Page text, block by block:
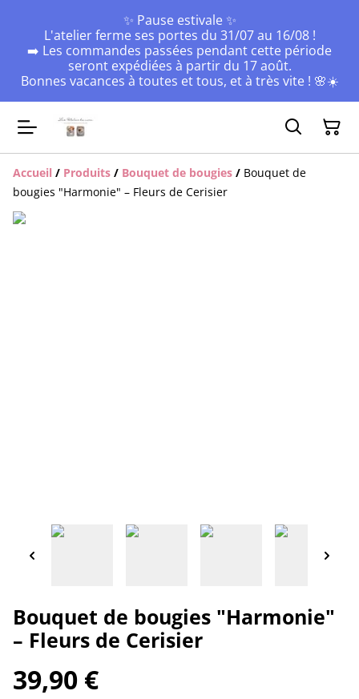
✨ Pause estivale ✨
L'atelier ferme ses portes du 31/07 au 16/08 !
➡️ Les commandes passées pendant cette période
seront expédiées à partir du 17 août.
Bonnes vacances à toutes et tous, et à très vite ! 🌸☀️
Accueil / Produits / Bouquet de bougies / Bouquet de
bougies "Harmonie" – Fleurs de Cerisier
Bouquet de bougies "Harmonie"
– Fleurs de Cerisier
39,90 €